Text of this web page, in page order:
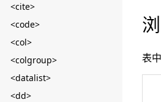
<cite>
<code>
<col>
<colgroup>
<datalist>
<dd>
表